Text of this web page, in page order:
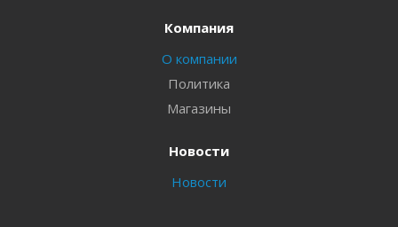
Компания
О компании
Политика
Магазины
Новости
Новости